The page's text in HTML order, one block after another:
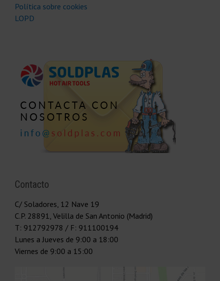
Política sobre cookies
LOPD
Contacto
C/ Soladores, 12 Nave 19
C.P. 28891 Velilla de San Antonio (Madrid)
T: 912792978 / F: 911100194
Lunes a Jueves de 9:00 a 18:00
Viernes de 9:00 a 15:00